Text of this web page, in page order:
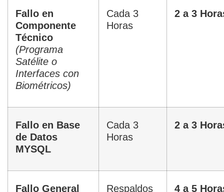
Fallo en
Componente
Técnico
(Programa
Satélite o
Interfaces con
Biométricos)
Cada 3
Horas
2 a 3
Fallo en Base
de Datos
MYSQL
Cada 3
Horas
2 a 3
Fallo General Respaldos 4 a 5